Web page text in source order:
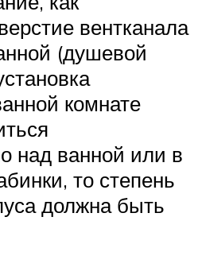
вентканала
(душевой
комнате
над ванной или в
то степень
должна быть